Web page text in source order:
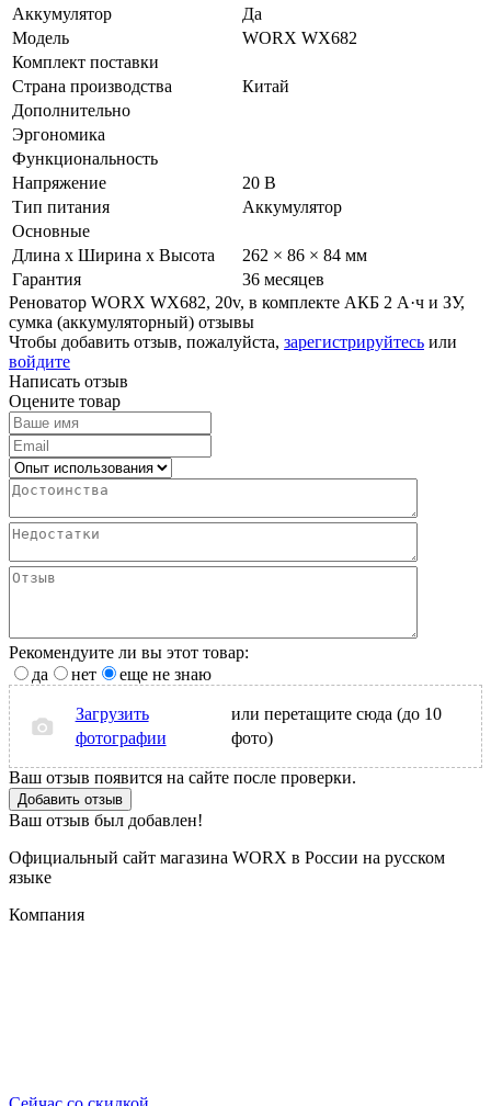
Аккумулятор
Да
Модель
WORX WX682
Комплект поставки
Страна производства
Китай
Дополнительно
Эргономика
Функциональность
Напряжение
20 В
Тип питания
Аккумулятор
Основные
Длина х Ширина х Высота
262 × 86 × 84 мм
Гарантия
36 месяцев
Реноватор WORX WX682, 20v, в комплекте АКБ 2 А·ч и ЗУ,
сумка (аккумуляторный) отзывы
Чтобы добавить отзыв, пожалуйста, зарегистрируйтесь или
войдите
Написать отзыв
Оцените товар
Рекомендуите ли вы этот товар:
да
нет еще не знаю
Загрузить
фотографии
или перетащите сюда (до 10
фото)
Ваш отзыв появится на сайте после проверки.
Добавить отзыв
Ваш отзыв был добавлен!
Официальный сайт магазина WORX в России на русском
языке
Компания